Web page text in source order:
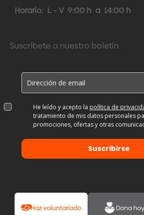
Horario: L – V 9:00 h a 14:00 h
Suscríbete a nuestro boletín
He leído y acepto la política de
tratamiento de mis datos personales
promociones, ofertas y otras
Suscribirse
Haz voluntariado Dona hoy